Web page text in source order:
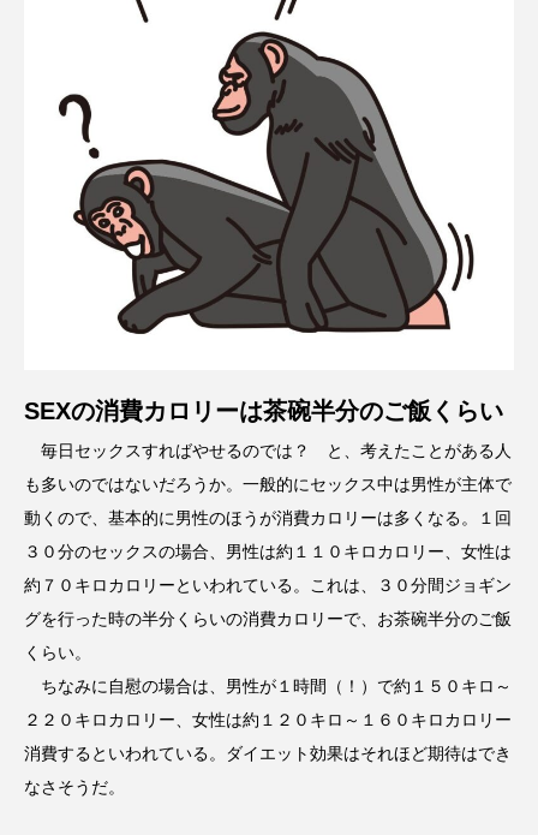
SEXの消費カロリーは茶碗半分のご飯くらい
毎日セックスすればやせるのでは？ と、考えたことがある人
も多いのではないだろうか。一般的にセックス中は男性が主体で
動くので、基本的に男性のほうが消費カロリーは多くなる。１回
３０分のセックスの場合、男性は約１１０キロカロリー、女性は
約７０キロカロリーといわれている。これは、３０分間ジョギン
グを行った時の半分くらいの消費カロリーで、お茶碗半分のご飯
くらい。
ちなみに自慰の場合は、男性が１時間（！）で約１５０キロ～
２２０キロカロリー、女性は約１２０キロ～１６０キロカロリー
消費するといわれている。ダイエット効果はそれほど期待はでき
なさそうだ。